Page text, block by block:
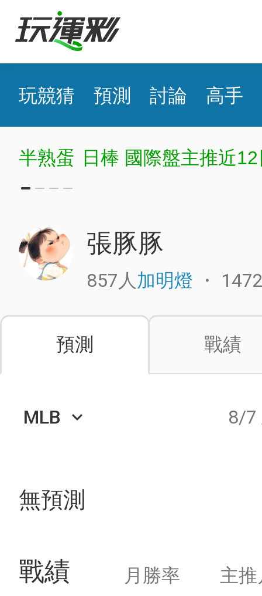
玩競猜 預測 討論 高手
半熟蛋 日棒 國際盤主推近
張豚豚
857人加明燈 ・
預測 戰績
MLB keyboard_arrow_down 8/7
無預測
戰績 月勝率 主